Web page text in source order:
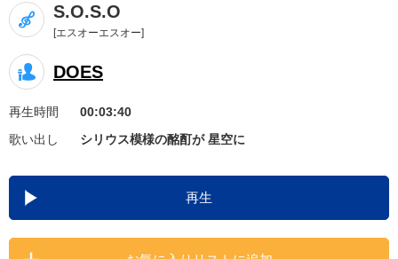
ユーザー検索
キャンペーン
お知らせ よくあるご質問
DAMの新曲・ランキングなど
カラオケ最新情報をチェック！
S.O.S.O
[エスオーエスオー]
DOES
再生時間
00:03:40
歌い出し
シリウス模様の酩酊が 星空に
再生